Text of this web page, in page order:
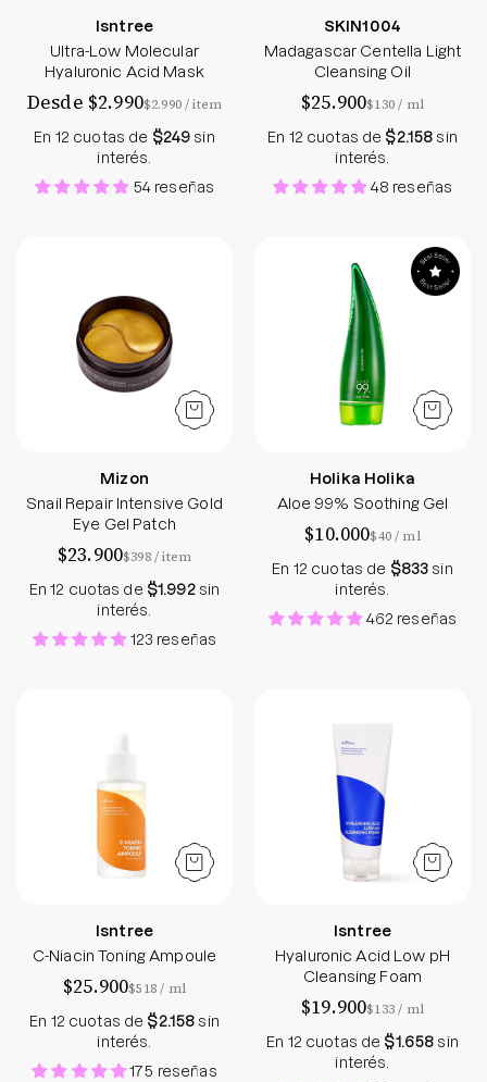
Isntree
Ultra-Low Molecular
Hyaluronic Acid Mask
Desde $2.990$2.990/por
item
En 12 cuotas de $249sin
interés.
54 reseñas
SKIN1004
Madagascar Centella Light
Cleansing Oil
$25.900$130/ por
ml
En 12 cuotas de $2.158sin
interés.
48 reseñas
Snail Repair Intensive Gold Eye Gel Patch -
Mizon
Snail Repair Intensive Gold
Eye Gel Patch
$23.900$398/por
item
En 12 cuotas de $1.992sin
interés.
123 reseñas
Aloe 99%
Holika Holika
Aloe 99% Soothing Gel
$10.000$40/ por
ml
En 12 cuotas de $833sin
interés.
462 reseñas
Isntree
C-Niacin Toning Ampoule
$25.900$518/ por
ml
En 12 cuotas de $2.158sin
interés.
175 reseñas
Isntree
Hyaluronic Acid Low pH
Cleansing Foam
$19.900$133/ por
ml
En 12 cuotas de $1.658sin
interés.